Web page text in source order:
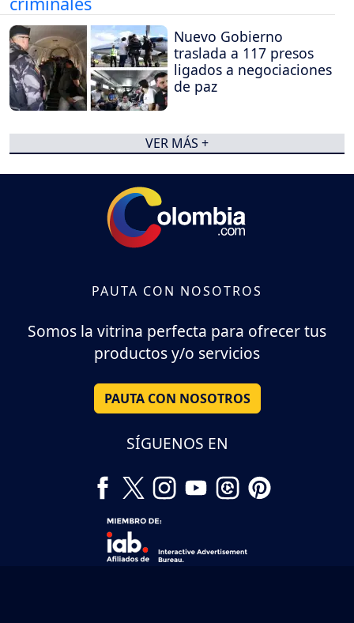
Nuevo Gobierno
traslada a 117 presos
ligados a negociaciones
de paz
VER MÁS +
PAUTA CON NOSOTROS
Somos la vitrina perfecta para ofrecer tus
productos y/o servicios
PAUTA CON NOSOTROS
SÍGUENOS EN